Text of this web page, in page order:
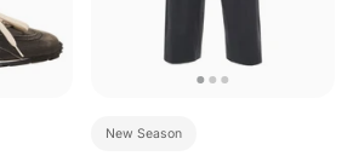
New Season